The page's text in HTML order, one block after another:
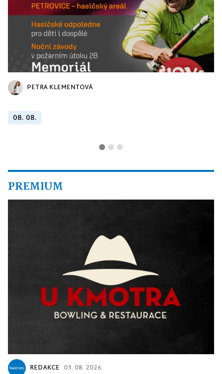
PETRA KLEMENTOVÁ
08. 08.
PREMIUM
REDAKCE 03. 08. 2026